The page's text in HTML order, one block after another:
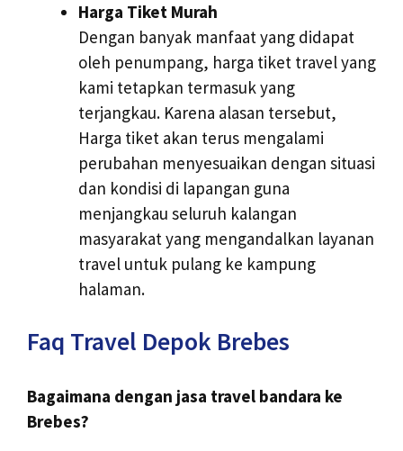
Harga Tiket Murah
Dengan banyak manfaat yang didapat
oleh penumpang, harga tiket travel yang
kami tetapkan termasuk yang
terjangkau. Karena alasan tersebut,
Harga tiket akan terus mengalami
perubahan menyesuaikan dengan situasi
dan kondisi di lapangan guna
menjangkau seluruh kalangan
masyarakat yang mengandalkan layanan
travel untuk pulang ke kampung
halaman.
Faq Travel Depok Brebes
Bagaimana dengan jasa travel bandara ke
Brebes?